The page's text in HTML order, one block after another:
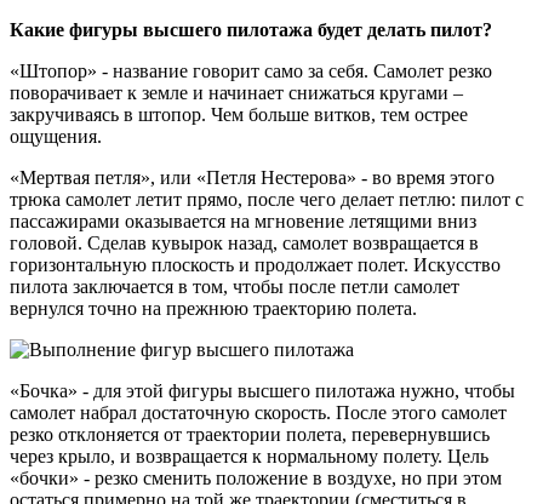
Какие фигуры высшего пилотажа будет делать пилот?
«Штопор» - название говорит само за себя. Самолет резко
поворачивает к земле и начинает снижаться кругами –
закручиваясь в штопор. Чем больше витков, тем острее
ощущения.
«Мертвая петля», или «Петля Нестерова» - во время этого
трюка самолет летит прямо, после чего делает петлю: пилот с
пассажирами оказывается на мгновение летящими вниз
головой. Сделав кувырок назад, самолет возвращается в
горизонтальную плоскость и продолжает полет. Искусство
пилота заключается в том, чтобы после петли самолет
вернулся точно на прежнюю траекторию полета.
«Бочка» - для этой фигуры высшего пилотажа нужно, чтобы
самолет набрал достаточную скорость. После этого самолет
резко отклоняется от траектории полета, перевернувшись
через крыло, и возвращается к нормальному полету. Цель
«бочки» - резко сменить положение в воздухе, но при этом
остаться примерно на той же траектории (сместиться в